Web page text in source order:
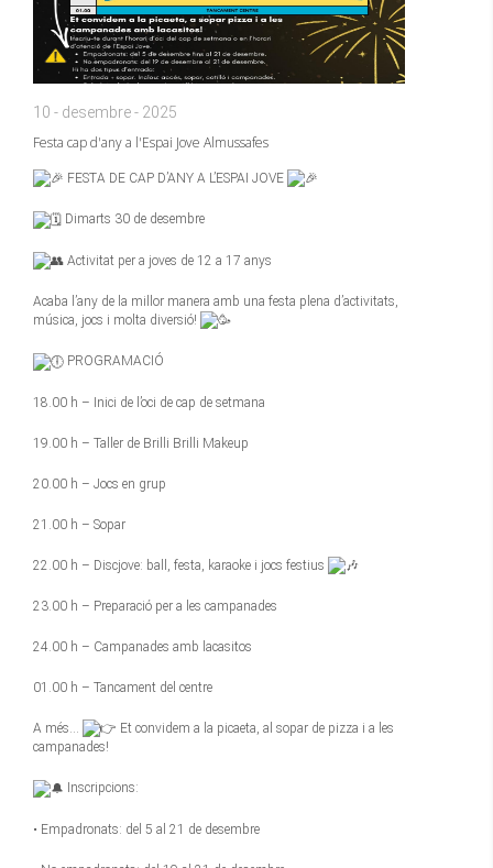
10 - desembre - 2025
Festa cap d'any a l'Espai Jove Almussafes
FESTA DE CAP D’ANY A L’ESPAI JOVE
Dimarts 30 de desembre
Activitat per a joves de 12 a 17 anys
Acaba l’any de la millor manera amb una festa plena d’activitats,
música, jocs i molta diversió!
PROGRAMACIÓ
18.00 h – Inici de l’oci de cap de setmana
19.00 h – Taller de Brilli Brilli Makeup
20.00 h – Jocs en grup
21.00 h – Sopar
22.00 h – Discjove: ball, festa, karaoke i jocs festius
23.00 h – Preparació per a les campanades
24.00 h – Campanades amb lacasitos
01.00 h – Tancament del centre
A més…
Et convidem a la picaeta, al sopar de pizza i a les
campanades!
Inscripcions:
• Empadronats: del 5 al 21 de desembre